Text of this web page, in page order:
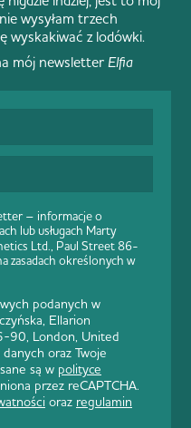
– informacje o
lub usługach Marty
Ltd., Paul Street 86-
określonych w
podanych w
Ellarion
90, London, United
oraz Twoje
są w polityce
przez reCAPTCHA.
oraz regulamin
wysyłam trzech
wyskakiwać z lodówki.
mój newsletter Elfia